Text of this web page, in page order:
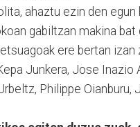
ahaztu ezin den egun
gabiltzan makina bat
ere bertan izan
Junkera, Jose Inazio
Philippe Oianburu,